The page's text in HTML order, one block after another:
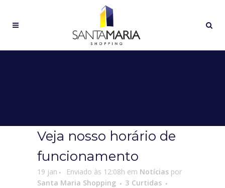
Veja nosso horário de
funcionamento
19 jan Enviado às 12:08h em Notícias por
Santa Maria Shopping
3 Curtidas